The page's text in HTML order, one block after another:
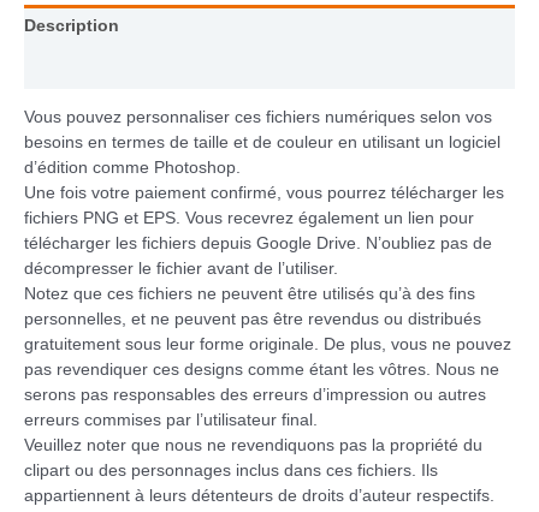
Description
Vous pouvez personnaliser ces fichiers numériques selon vos
besoins en termes de taille et de couleur en utilisant un logiciel
d’édition comme Photoshop.
Une fois votre paiement confirmé, vous pourrez télécharger les
fichiers PNG et EPS. Vous recevrez également un lien pour
télécharger les fichiers depuis Google Drive. N’oubliez pas de
décompresser le fichier avant de l’utiliser.
Notez que ces fichiers ne peuvent être utilisés qu’à des fins
personnelles, et ne peuvent pas être revendus ou distribués
gratuitement sous leur forme originale. De plus, vous ne pouvez
pas revendiquer ces designs comme étant les vôtres. Nous ne
serons pas responsables des erreurs d’impression ou autres
erreurs commises par l’utilisateur final.
Veuillez noter que nous ne revendiquons pas la propriété du
clipart ou des personnages inclus dans ces fichiers. Ils
appartiennent à leurs détenteurs de droits d’auteur respectifs.